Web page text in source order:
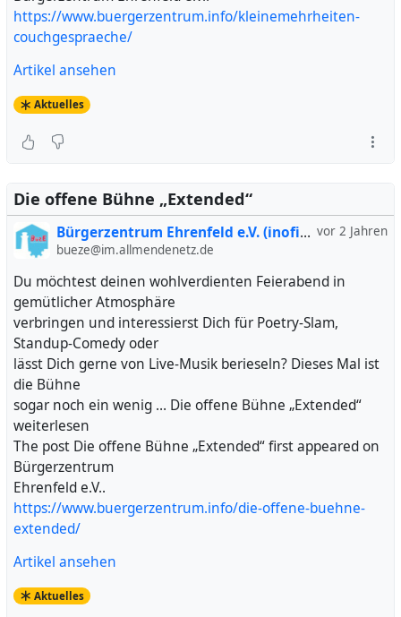
https://www.buergerzentrum.info/kleinemehrheiten-
couchgespraeche/
Artikel ansehen
Aktuelles
Die offene Bühne „Extended“
vor 2 Jahren
Bürgerzentrum Ehrenfeld e.V. (inofiziell)
bueze@im.allmendenetz.de
Du möchtest deinen wohlverdienten Feierabend in
gemütlicher Atmosphäre
verbringen und interessierst Dich für Poetry-Slam,
Standup-Comedy oder
lässt Dich gerne von Live-Musik berieseln? Dieses Mal ist
die Bühne
sogar noch ein wenig … Die offene Bühne „Extended“
weiterlesen
The post Die offene Bühne „Extended“ first appeared on
Bürgerzentrum
Ehrenfeld e.V..
https://www.buergerzentrum.info/die-offene-buehne-
extended/
Artikel ansehen
Aktuelles